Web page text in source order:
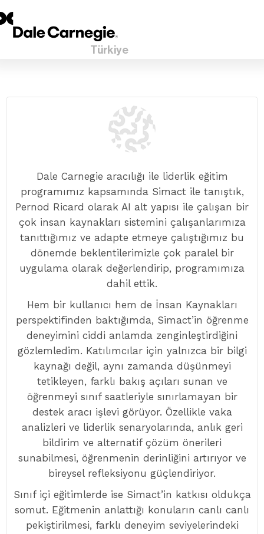
Türkiye
Dale Carnegie aracılığı ile liderlik eğitim
programımız kapsamında Simact ile tanıştık,
Pernod Ricard olarak AI alt yapısı ile çalışan bir
çok insan kaynakları sistemini çalışanlarımıza
tanıttığımız ve adapte etmeye çalıştığımız bu
dönemde beklentilerimizle çok paralel bir
uygulama olarak değerlendirip, programımıza
dahil ettik.
Hem bir kullanıcı hem de İnsan Kaynakları
perspektifinden baktığımda, Simact’in öğrenme
deneyimini ciddi anlamda zenginleştirdiğini
gözlemledim. Katılımcılar için yalnızca bir bilgi
kaynağı değil, aynı zamanda düşünmeyi
tetikleyen, farklı bakış açıları sunan ve
öğrenmeyi sınıf saatleriyle sınırlamayan bir
destek aracı işlevi görüyor. Özellikle vaka
analizleri ve liderlik senaryolarında, anlık geri
bildirim ve alternatif çözüm önerileri
sunabilmesi, öğrenmenin derinliğini artırıyor ve
bireysel refleksiyonu güçlendiriyor.
Sınıf içi eğitimlerde ise Simact’in katkısı oldukça
somut. Eğitmenin anlattığı konuların canlı canlı
pekiştirilmesi, farklı deneyim seviyelerindeki